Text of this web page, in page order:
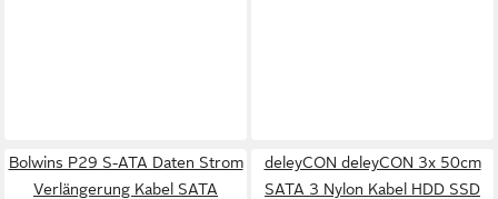
Bolwins P29 S-ATA Daten Strom
Verlängerung Kabel SATA
deleyCON deleyCON 3x 50cm
SATA 3 Nylon Kabel HDD SSD